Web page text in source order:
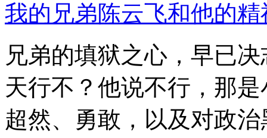
我的兄弟陈云飞和他的
兄弟的填狱之心，早已
天行不？他说不行，那
超然、勇敢，以及对政